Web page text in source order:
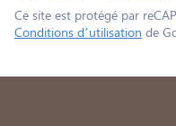
Ce site est protégé par
Conditions d’utilisation de